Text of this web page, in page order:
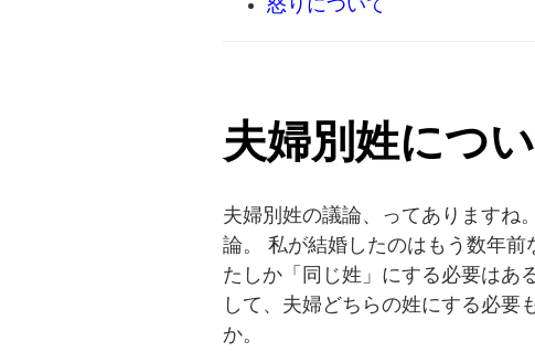
怒りについて
夫婦別姓につ
夫婦別姓の議論、ってありますね
論。 私が結婚したのはもう数年
たしか「同じ姓」にする必要はあ
して、夫婦どちらの姓にする必要
か。